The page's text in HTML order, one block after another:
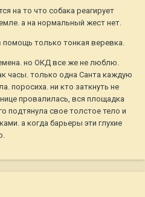
на то что собака реагирует
а на нормальный жест нет.
помощь только тонкая веревка.
но ОКД все же не люблю.
часы. только одна Санта каждую
поросиха. ни кто заткнуть не
провалилась, вся площадка
подтянула свое толстое тело и
а когда барьеры эти глухие